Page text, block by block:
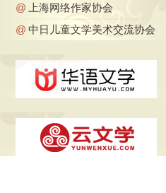
@
上海网络作家协会
@ 中日儿童文学美术交流协会